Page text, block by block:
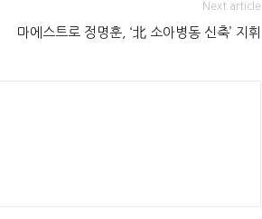
Next article
마에스트로 정명훈, ‘北 소아병동 신축’ 지휘